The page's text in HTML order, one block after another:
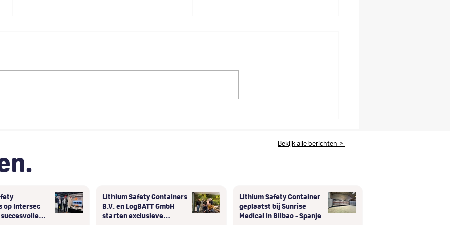
starten exclusieve
samenwerking in D-A-CH-
Bekijk alle berichten >
op Intersec
Lithium Safety Containers
B.V. en LogBATT GmbH
starten exclusieve
Lithium Safety Container
geplaatst bij Sunrise
Medical in Bilbao - Spanje